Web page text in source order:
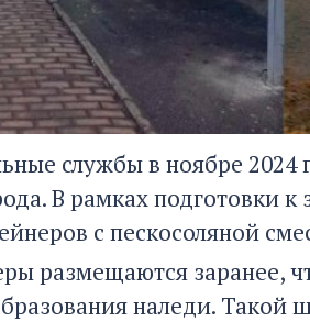
службы в ноябре
В рамках подготовки
с пескосоляной
размещаются заранее,
наледи. Такой